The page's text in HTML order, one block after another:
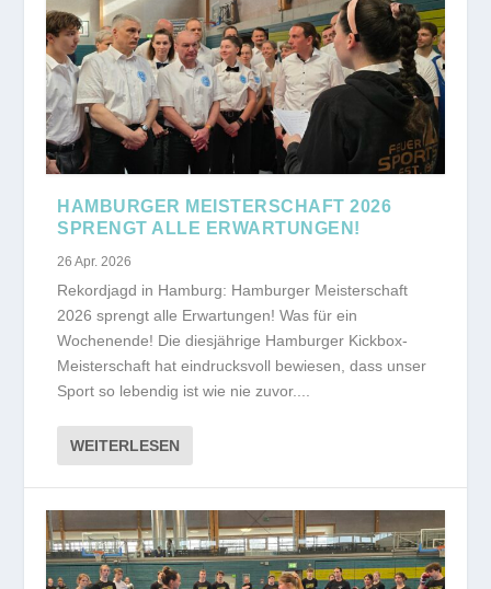
HAMBURGER MEISTERSCHAFT 2026
SPRENGT ALLE ERWARTUNGEN!
26 Apr. 2026
Rekordjagd in Hamburg: Hamburger Meisterschaft
2026 sprengt alle Erwartungen! Was für ein
Wochenende! Die diesjährige Hamburger Kickbox-
Meisterschaft hat eindrucksvoll bewiesen, dass unser
Sport so lebendig ist wie nie zuvor....
WEITERLESEN